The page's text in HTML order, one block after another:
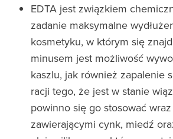
EDTA jest związkiem
zadanie maksymalne
kosmetyku, w którym się
minusem jest możliwość
kaszlu, jak również zapalenie
racji tego, że jest w stanie
powinno się go stosować
zawierającymi cynk, miedź